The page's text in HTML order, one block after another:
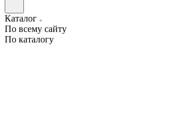
Каталог
По всему сайту
По каталогу